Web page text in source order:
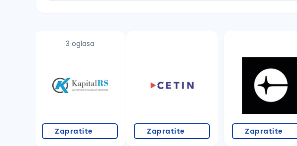
proverite pravopisne greške (koristite č, ć, š, đ, ž, dž)
povećajte radijus za odabrani grad
3 oglasa
Zapratite Zapratite Zapratite